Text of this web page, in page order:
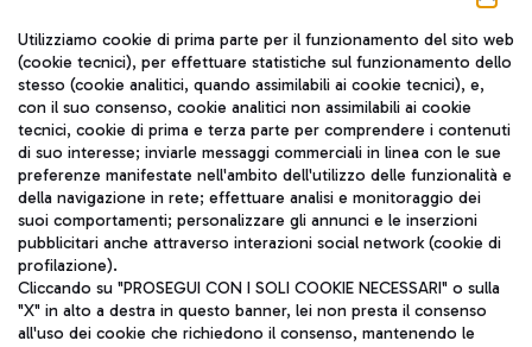
Seguici sui social
TRAVEL JOURNAL
ITA
Utilizziamo cookie di prima parte per il funzionamento del sito web
(cookie tecnici), per effettuare statistiche sul funzionamento dello
stesso (cookie analitici, quando assimilabili ai cookie tecnici), e,
con il suo consenso, cookie analitici non assimilabili ai cookie
tecnici, cookie di prima e terza parte per comprendere i contenuti
di suo interesse; inviarle messaggi commerciali in linea con le sue
preferenze manifestate nell'ambito dell'utilizzo delle funzionalità e
della navigazione in rete; effettuare analisi e monitoraggio dei
suoi comportamenti; personalizzare gli annunci e le inserzioni
pubblicitari anche attraverso interazioni social network (cookie di
profilazione).
Cliccando su "PROSEGUI CON I SOLI COOKIE NECESSARI" o sulla
"X" in alto a destra in questo banner, lei non presta il consenso
all'uso dei cookie che richiedono il consenso, mantenendo le